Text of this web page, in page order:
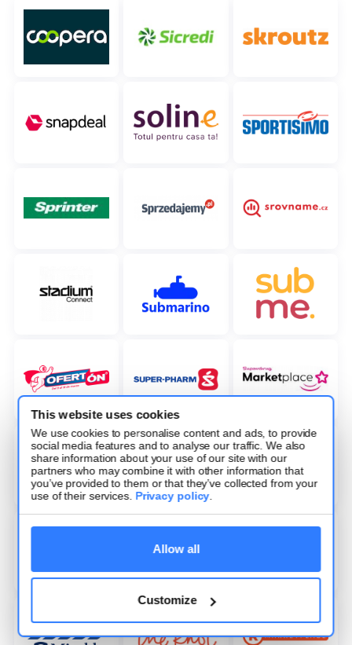
This website uses cookies
We use cookies to personalise content and ads, to provide
social media features and to analyse our traffic. We also
share information about your use of our site with our
partners who may combine it with other information that
you’ve provided to them or that they’ve collected from your
use of their services. Privacy policy.
Allow all
Customize